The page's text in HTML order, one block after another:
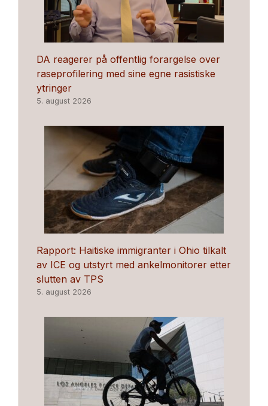
DA reagerer på offentlig forargelse over
raseprofilering med sine egne rasistiske
ytringer
5. august 2026
Rapport: Haitiske immigranter i Ohio tilkalt
av ICE og utstyrt med ankelmonitorer etter
slutten av TPS
5. august 2026